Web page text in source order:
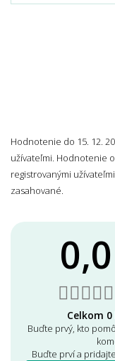
Hodnotenie do 15. 12.
užívateľmi. Hodnotenie
registrovanými
zasahované.
0,0
Celkom
Buďte prvý, kto
Buďte prví a